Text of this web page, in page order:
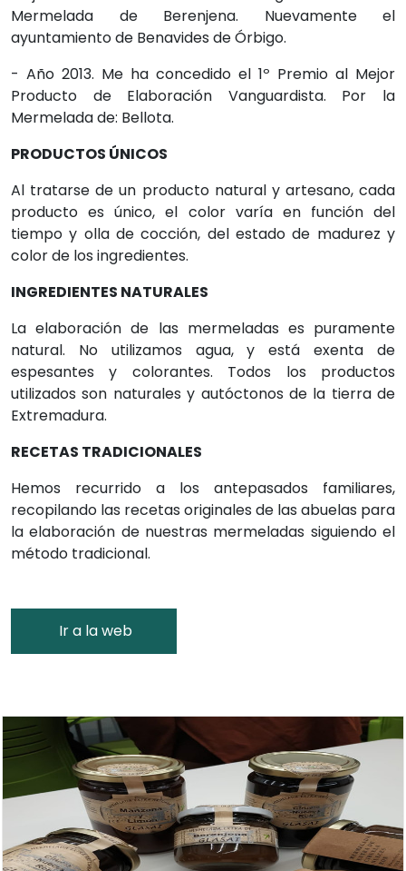
Mermelada de Berenjena. Nuevamente el
ayuntamiento de Benavides de Órbigo.
- Año 2013. Me ha concedido el 1º Premio al Mejor
Producto de Elaboración Vanguardista. Por la
Mermelada de: Bellota.
PRODUCTOS ÚNICOS
Al tratarse de un producto natural y artesano, cada
producto es único, el color varía en función del
tiempo y olla de cocción, del estado de madurez y
color de los ingredientes.
INGREDIENTES NATURALES
La elaboración de las mermeladas es puramente
natural. No utilizamos agua, y está exenta de
espesantes y colorantes. Todos los productos
utilizados son naturales y autóctonos de la tierra de
Extremadura.
RECETAS TRADICIONALES
Hemos recurrido a los antepasados familiares,
recopilando las recetas originales de las abuelas para
la elaboración de nuestras mermeladas siguiendo el
método tradicional.
Ir a la web